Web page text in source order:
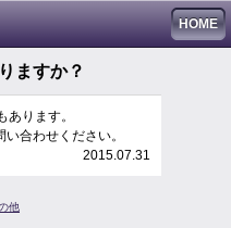
HOME
ますか？
ります。
合わせください。
2015.07.31
他